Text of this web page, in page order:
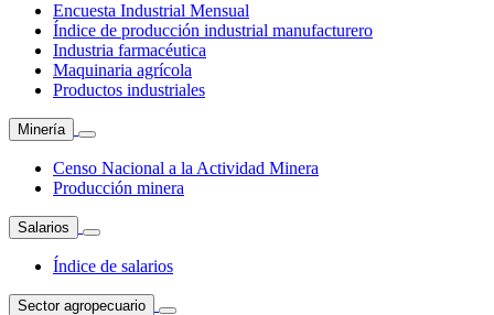
Encuesta Industrial Mensual
Índice de producción industrial manufacturero
Industria farmacéutica
Maquinaria agrícola
Productos industriales
Minería
Censo Nacional a la Actividad Minera
Producción minera
Salarios
Índice de salarios
Sector agropecuario